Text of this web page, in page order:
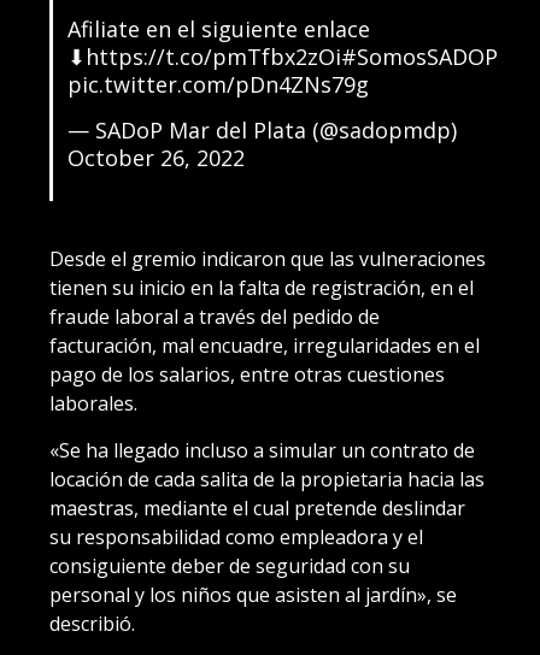
Afiliate en el siguiente enlace
⬇ https://t.co/pmTfbx2zOi#SomosSADOP
pic.twitter.com/pDn4ZNs79g
— SADoP Mar del Plata (@sadopmdp)
October 26, 2022
Desde el gremio indicaron que las vulneraciones
tienen su inicio en la falta de registración, en el
fraude laboral a través del pedido de
facturación, mal encuadre, irregularidades en el
pago de los salarios, entre otras cuestiones
laborales.
«Se ha llegado incluso a simular un contrato de
locación de cada salita de la propietaria hacia las
maestras, mediante el cual pretende deslindar
su responsabilidad como empleadora y el
consiguiente deber de seguridad con su
personal y los niños que asisten al jardín», se
describió.